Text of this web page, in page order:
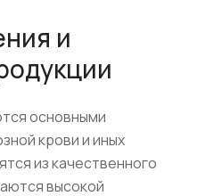
и
основными
крови и иных
из качественного
высокой